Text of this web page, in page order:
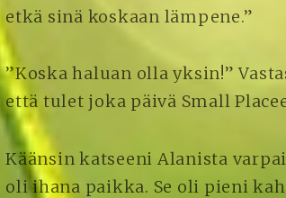
etkä sinä koskaan lämpene.”
”Koska haluan olla yksin!”
että tulet joka päivä Small
Käänsin katseeni Alanista
oli ihana paikka. Se oli pieni